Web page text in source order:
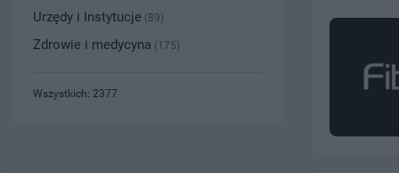
Urzędy i Instytucje (89)
Zdrowie i medycyna (175)
Wszystkich: 2377